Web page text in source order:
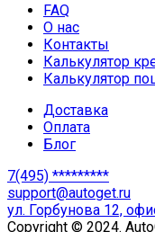
FAQ
О нас
Контакты
Калькулятор
Калькулятор
Доставка
Оплата
Блог
7(495) *********
support@autoget.ru
ул. Горбунова 12,
Copyright © 2024.